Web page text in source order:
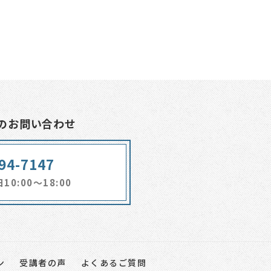
お問い合わせ
7147
10:00～18:00
受講者の声 よくあるご質問